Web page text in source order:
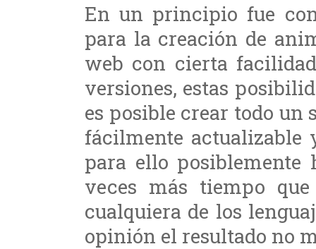
En un principio fue
para la creación de
web con cierta
versiones, estas
es posible crear todo
fácilmente actualizable
para ello
veces más tiempo
cualquiera de los
opinión el resultado no